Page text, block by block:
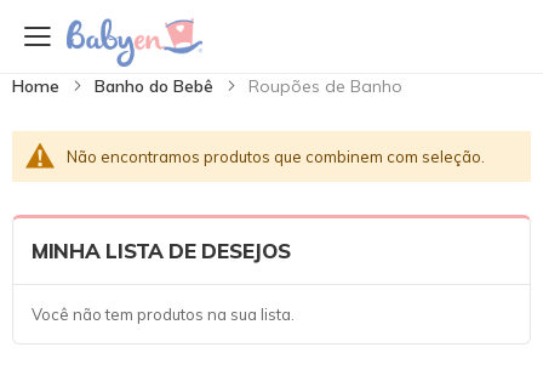
Home Banho do Bebê Roupões de Banho
Não encontramos produtos que combinem com seleção.
MINHA LISTA DE DESEJOS
Você não tem produtos na sua lista.